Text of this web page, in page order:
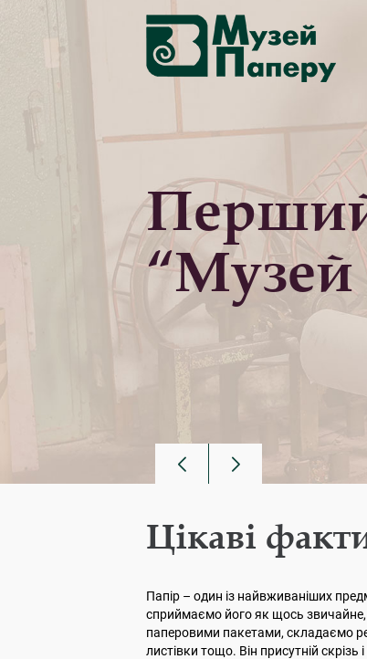
“Музей
Цікаві
Папір – один із найвживаніших
сприймаємо його як щось
паперовими пакетами, складаємо
листівки тощо. Він присутній скрізь